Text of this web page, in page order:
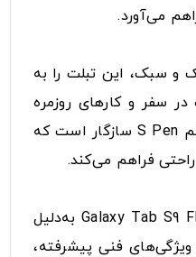
می‌آورد.
و سبک، این تبلت را به
در سفر و کارهای روزمره
تبدیل می‌کند. همچنین با قلم S Pen سازگار است که
فراهم می‌کند.
تبلت Galaxy Tab S9 FE Plus 5G SM-X616B به‌دلیل
فنی پیشرفته،